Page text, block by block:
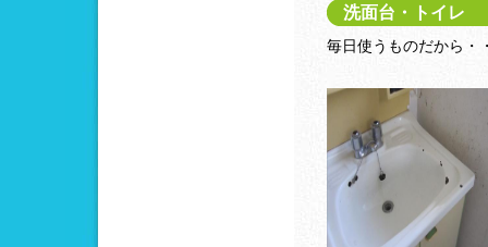
洗面台・トイレ
毎日使うものだから・